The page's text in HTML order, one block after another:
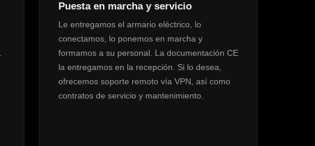
Puesta en marcha y servicio
Le entregamos el armario eléctrico, lo
conectamos, lo ponemos en marcha y
formamos a su personal. La documentación CE
la entregamos en la recepción. Si lo desea,
ofrecemos soporte remoto vía VPN, así como
contratos de servicio y mantenimiento.